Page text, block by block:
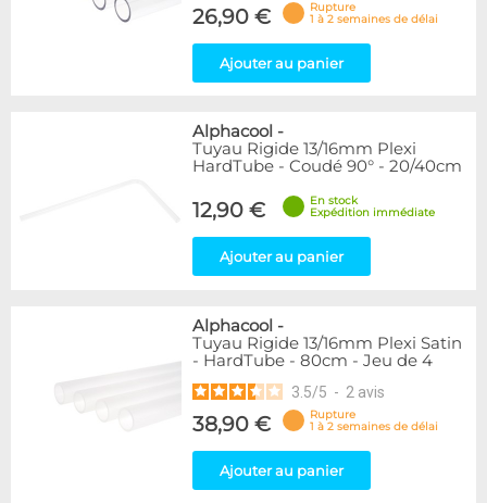
26,90 €
Rupture
1 à 2 semaines de délai
Ajouter au panier
Alphacool -
Tuyau Rigide 13/16mm Plexi
HardTube - Coudé 90° - 20/40cm
12,90 €
En stock
Expédition immédiate
Ajouter au panier
Alphacool -
Tuyau Rigide 13/16mm Plexi Satin
- HardTube - 80cm - Jeu de 4
3.5/5 - 2 avis
38,90 €
Rupture
1 à 2 semaines de délai
Ajouter au panier